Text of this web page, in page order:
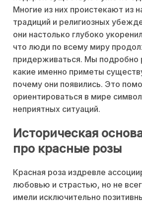
Многие из них проистекают из
традиций и религиозных
они настолько глубоко
что люди по всему миру
придерживаться. Мы подробно
какие именно приметы
почему они появились. Это
ориентироваться в мире
неприятных ситуаций.
Историческая
про красные розы
Красная роза издревле
любовью и страстью, но не
имели исключительно